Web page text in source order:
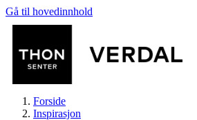
Gå til hovedinnhold
Forside
Inspirasjon